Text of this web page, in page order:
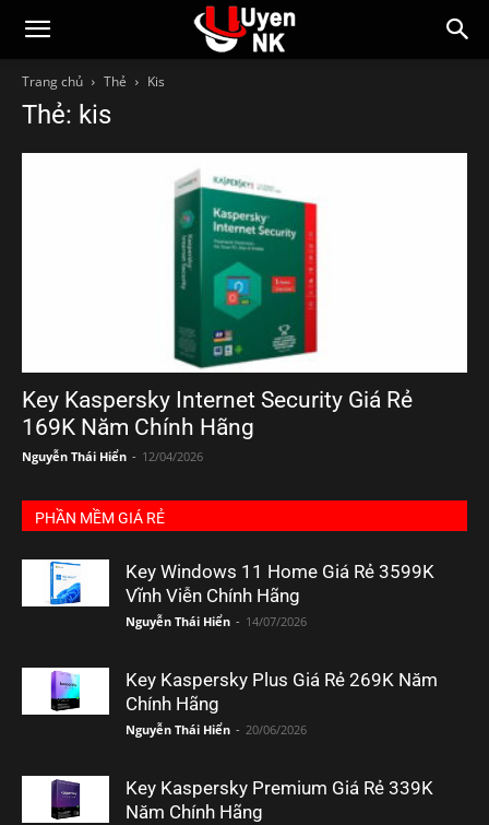
Trang chủ Thẻ Kis
Thẻ: kis
Key Kaspersky Internet Security Giá Rẻ
169K Năm Chính Hãng
Nguyễn Thái Hiển - 12/04/2026
PHẦN MỀM GIÁ RẺ
Key Windows 11 Home Giá Rẻ 3599K
Vĩnh Viễn Chính Hãng
Nguyễn Thái Hiển - 14/07/2026
Key Kaspersky Plus Giá Rẻ 269K Năm
Chính Hãng
Nguyễn Thái Hiển - 20/06/2026
Key Kaspersky Premium Giá Rẻ 339K
Năm Chính Hãng